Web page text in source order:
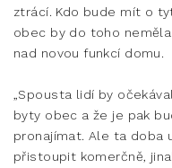
ztrácí. Kdo bude mít o
obec by do toho
nad novou funkcí domu.
„Spousta lidí by
byty obec a že je pak
pronajímat. Ale ta doba
přistoupit komerčně,